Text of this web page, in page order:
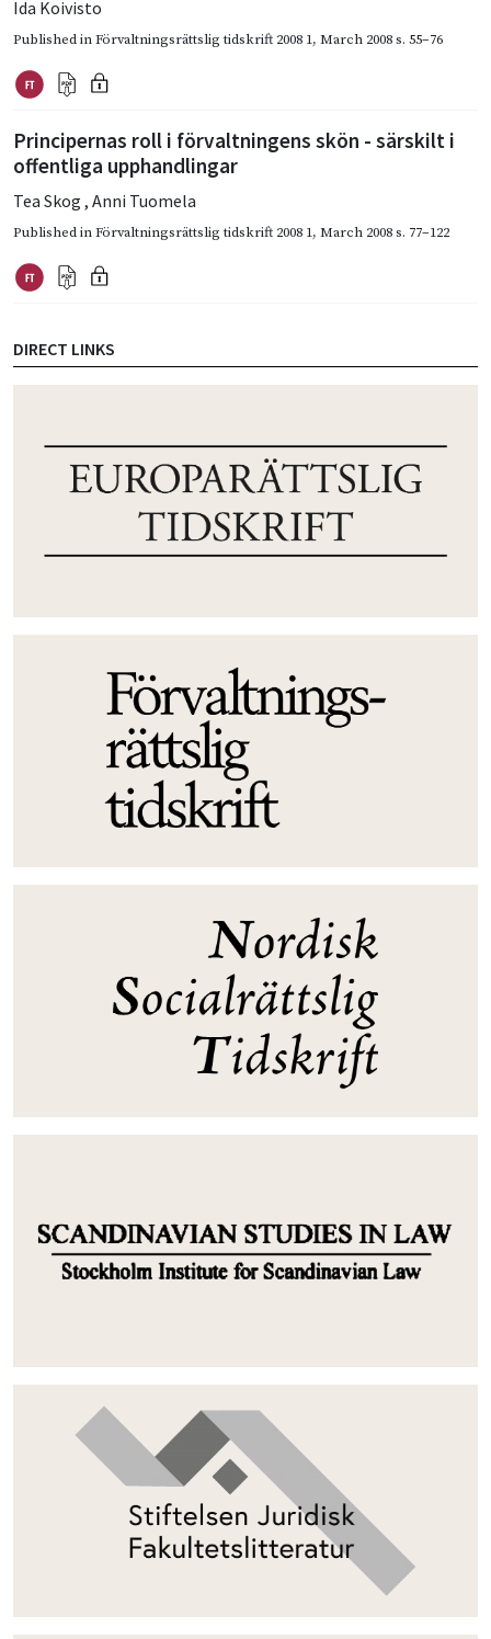
Ida Koivisto
Published inFörvaltningsrättslig tidskrift 2008 1, March 2008s. 55–76
Principernas roll i förvaltningens skön - särskilt i
offentliga upphandlingar
Tea Skog , Anni Tuomela
Published inFörvaltningsrättslig tidskrift 2008 1, March 2008s. 77–122
DIRECT LINKS